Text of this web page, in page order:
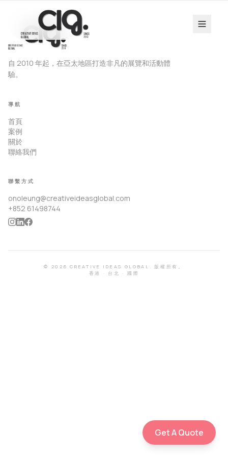
自 2010 年起，在亞太地區打造非凡的展覽和活動體
驗。
導航
首頁
案例
關於
聯絡我們
聯繫方式
onoleung@creativeideasglobal.com
+852 61498744
© 2026 CREATIVE IDEAS GLOBAL.版權所有。
香港
台北 國際
Get A Quote